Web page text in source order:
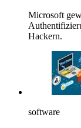
Microsoft
Hackern.
software